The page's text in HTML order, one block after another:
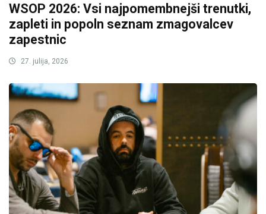
WSOP 2026: Vsi najpomembnejši trenutki,
zapleti in popoln seznam zmagovalcev
zapestnic
27. julija, 2026